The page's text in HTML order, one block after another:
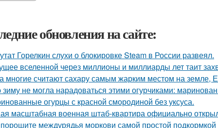
обновления на сайте:
Горелкин слухи о блокировке Steam в России развеял.
вселенной через миллионы и миллиарды лет таит
многие считают сахару самым жарким местом на земле,
не могла нарадоваться этими огурчиками:
огурцы с красной смородиной без уксуса.
масштабная военная штаб-квартира официально
междурядья моркови самой простой подкормкой